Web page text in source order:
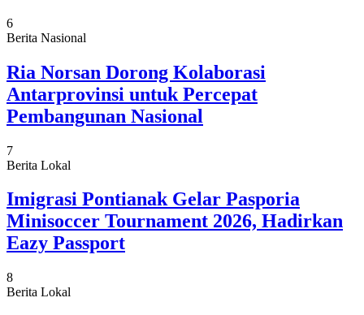
6
Berita Nasional
Ria Norsan Dorong Kolaborasi
Antarprovinsi untuk Percepat
Pembangunan Nasional
7
Berita Lokal
Imigrasi Pontianak Gelar Pasporia
Minisoccer Tournament 2026, Hadirkan
Eazy Passport
8
Berita Lokal